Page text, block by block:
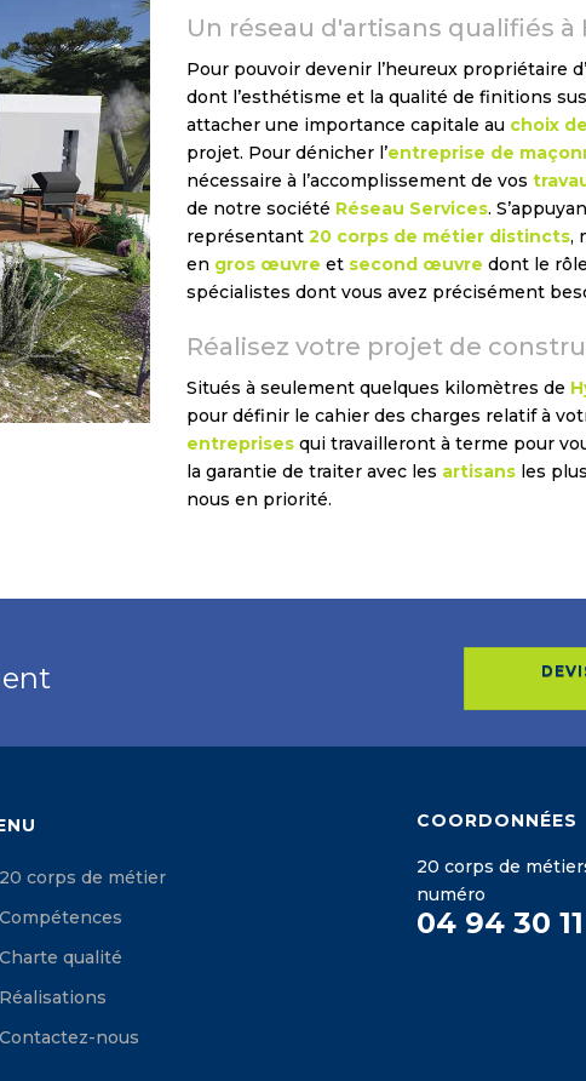
Un réseau d'artisans qualifiés à
Pour pouvoir devenir l’heureux propriétaire
dont l’esthétisme et la qualité de finitions
attacher une importance capitale au choix
projet. Pour dénicher l’entreprise de
nécessaire à l’accomplissement de vos
de notre société Réseau Services.
représentant 20 corps de métier distincts,
en gros œuvre et second œuvre dont le
spécialistes dont vous avez précisément
Réalisez votre projet de
Situés à seulement quelques kilomètres de
pour définir le cahier des charges relatif à
entreprises qui travailleront à terme pour
la garantie de traiter avec les artisans les
nous en priorité.
20 corps de métier
Compétences
Charte qualité
Réalisations
Contactez-nous
COORDONNÉES
20 corps de
numéro
04 94 30 11